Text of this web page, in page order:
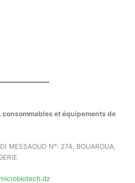
et équipements de
MESSAOUD N°: 274, BOUAROUA,